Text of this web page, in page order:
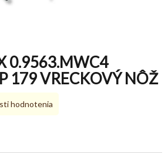
0.9563.MWC4
179 VRECKOVÝ NÔŽ
hodnotenia